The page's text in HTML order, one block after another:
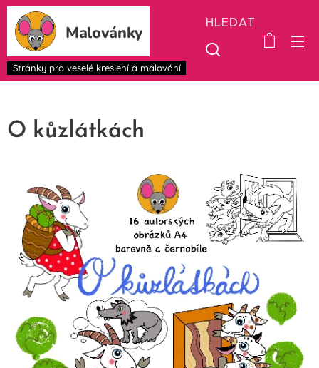
Malovánky
Stránky pro veselé kreslení a malování
HLEDAT
O kůzlátkách